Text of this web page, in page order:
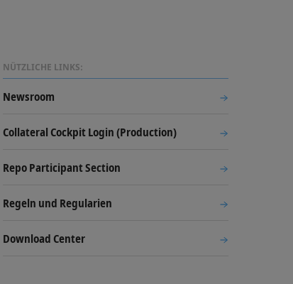
NÜTZLICHE LINKS:
Newsroom
Collateral Cockpit Login (Production)
Repo Participant Section
Regeln und Regularien
Download Center